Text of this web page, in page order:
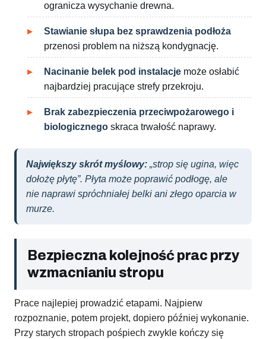
ogranicza wysychanie drewna.
Stawianie słupa bez sprawdzenia podłoża
przenosi problem na niższą kondygnację.
Nacinanie belek pod instalacje może osłabić
najbardziej pracujące strefy przekroju.
Brak zabezpieczenia przeciwpożarowego i
biologicznego skraca trwałość naprawy.
Największy skrót myślowy: „strop się ugina, więc
dołożę płytę”. Płyta może poprawić podłogę, ale
nie naprawi spróchniałej belki ani złego oparcia w
murze.
Bezpieczna kolejność prac przy
wzmacnianiu stropu
Prace najlepiej prowadzić etapami. Najpierw
rozpoznanie, potem projekt, dopiero później wykonanie.
Przy starych stropach pośpiech zwykle kończy się